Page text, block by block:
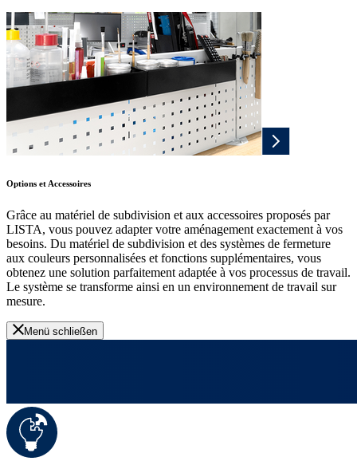
Options et Accessoires
Grâce au matériel de subdivision et aux accessoires proposés par
LISTA, vous pouvez adapter votre aménagement exactement à vos
besoins. Du matériel de subdivision et des systèmes de fermeture
aux couleurs personnalisées et fonctions supplémentaires, vous
obtenez une solution parfaitement adaptée à vos processus de travail.
Le système se transforme ainsi en un environnement de travail sur
mesure.
Menü schließen